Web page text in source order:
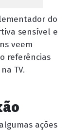
do
sensível e
veem
referências
TV.
ações